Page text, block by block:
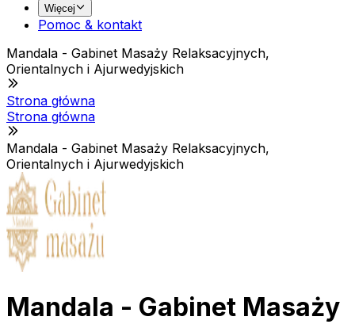
Więcej
Pomoc & kontakt
Mandala - Gabinet Masaży Relaksacyjnych,
Orientalnych i Ajurwedyjskich
Strona główna
Strona główna
Mandala - Gabinet Masaży Relaksacyjnych,
Orientalnych i Ajurwedyjskich
Mandala - Gabinet Masaży